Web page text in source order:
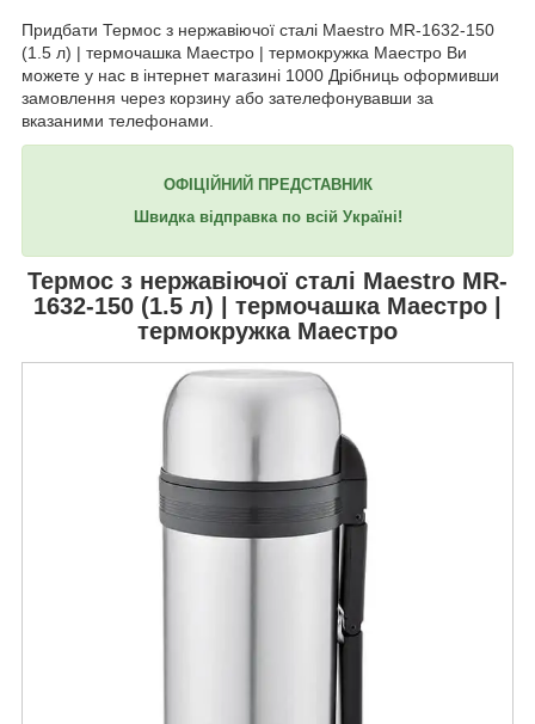
Придбати Термос з нержавіючої сталі Maestro MR-1632-150
(1.5 л) | термочашка Маестро | термокружка Маестро Ви
можете у нас в інтернет магазині 1000 Дрібниць оформивши
замовлення через корзину або зателефонувавши за
вказаними телефонами.
ОФІЦІЙНИЙ ПРЕДСТАВНИК
Швидка відправка по всій Україні!
Термос з нержавіючої сталі Maestro MR-
1632-150 (1.5 л) | термочашка Маестро |
термокружка Маестро